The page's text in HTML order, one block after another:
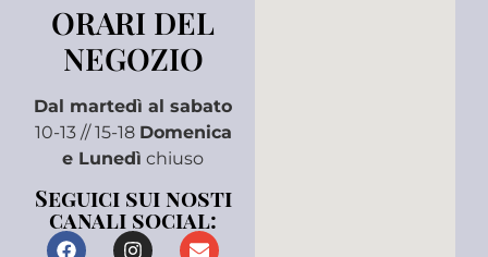
ORARI DEL
NEGOZIO
Dal martedì al sabato
10-13 // 15-18 Domenica
e Lunedì chiuso
Seguici sui nosti
canali social: